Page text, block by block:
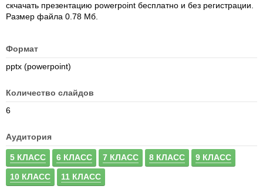
скчачать презентацию powerpoint бесплатно и без регистрации.
Размер файла 0.78 Мб.
Формат
pptx (powerpoint)
Количество слайдов
6
Аудитория
5 КЛАСС 6 КЛАСС 7 КЛАСС 8 КЛАСС 9 КЛАСС
10 КЛАСС 11 КЛАСС